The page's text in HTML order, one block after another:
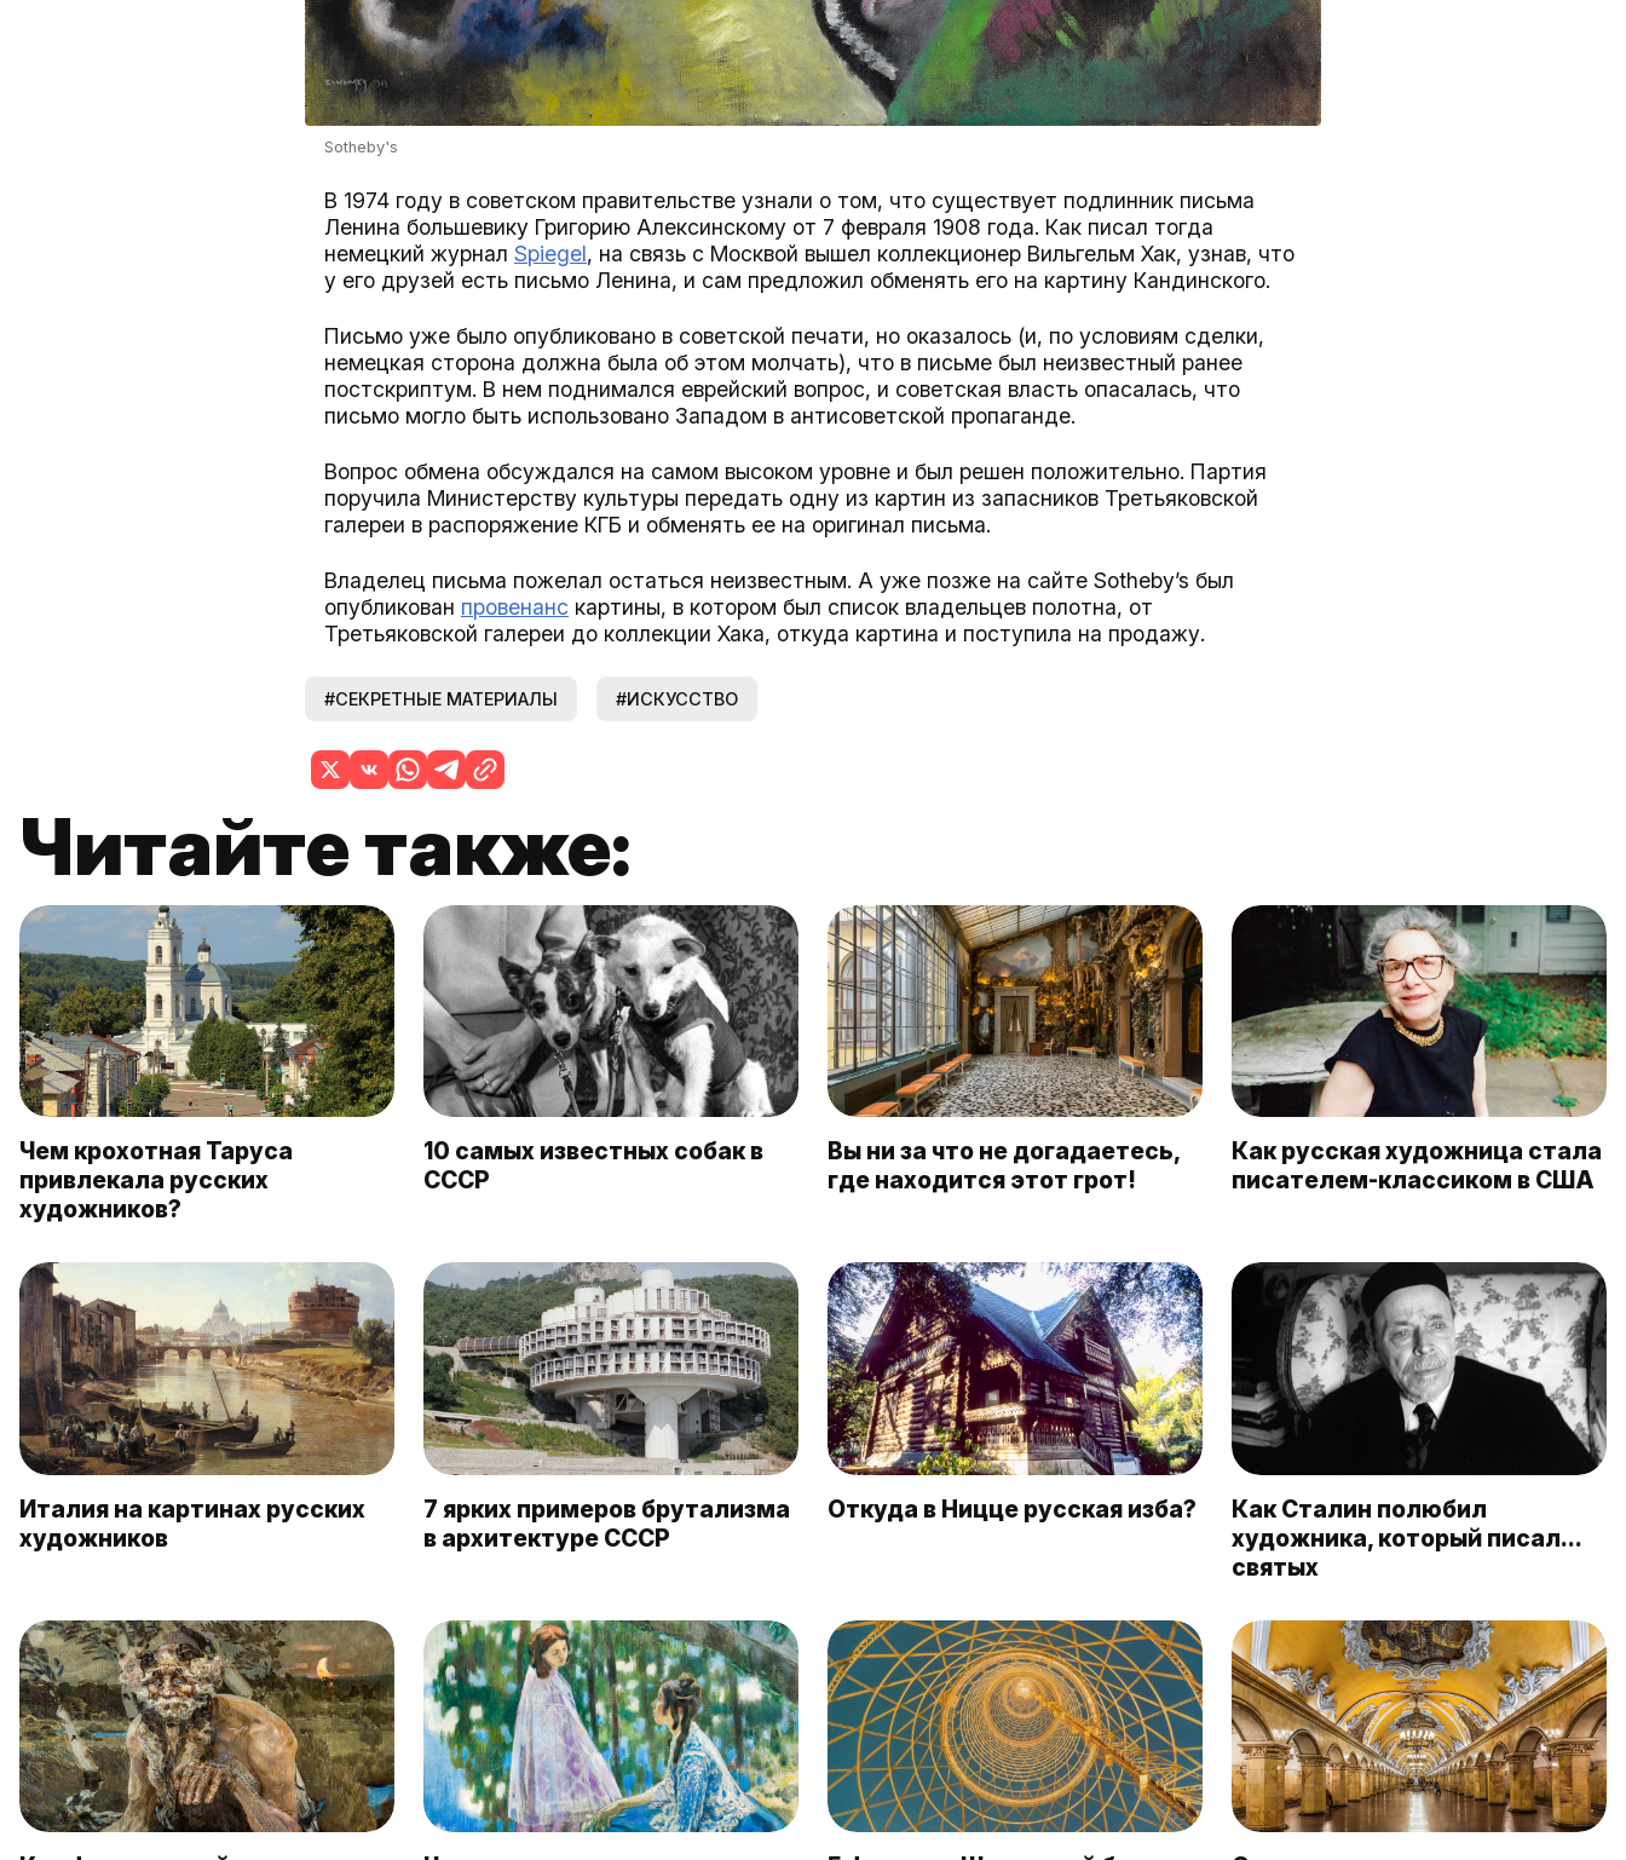
Sotheby's
В 1974 году в советском правительстве узнали о том, что существует подлинник письма
Ленина большевику Григорию Алексинскому от 7 февраля 1908 года. Как писал тогда
немецкий журнал Spiegel, на связь с Москвой вышел коллекционер Вильгельм Хак, узнав, что
у его друзей есть письмо Ленина, и сам предложил обменять его на картину Кандинского.
Письмо уже было опубликовано в советской печати, но оказалось (и, по условиям сделки,
немецкая сторона должна была об этом молчать), что в письме был неизвестный ранее
постскриптум. В нем поднимался еврейский вопрос, и советская власть опасалась, что
письмо могло быть использовано Западом в антисоветской пропаганде.
Вопрос обмена обсуждался на самом высоком уровне и был решен положительно. Партия
поручила Министерству культуры передать одну из картин из запасников Третьяковской
галереи в распоряжение КГБ и обменять ее на оригинал письма.
Владелец письма пожелал остаться неизвестным. А уже позже на сайте Sotheby’s был
опубликован провенанс картины, в котором был список владельцев полотна, от
Третьяковской галереи до коллекции Хака, откуда картина и поступила на продажу.
#СЕКРЕТНЫЕ МАТЕРИАЛЫ #ИСКУССТВО
Читайте также:
Чем крохотная Таруса
привлекала русских
художников?
10 самых известных собак в
СССР
Вы ни за что не догадаетесь,
где находится этот грот!
Как русская художница стала
писателем-классиком в США
Италия на картинах русских
художников
7 ярких примеров брутализма
в архитектуре СССР
Откуда в Ницце русская изба?
Как Сталин полюбил
художника, который писал…
святых